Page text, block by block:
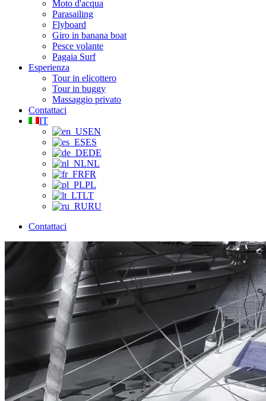
Moto d'acqua
Parasailing
Flyboard
Giro in banana boat
Pesce volante
Pagaia Surf
Esperienza
Tour in elicottero
Tour in buggy
Massaggio privato
Contattaci
IT
EN
ES
DE
NL
FR
PL
LT
RU
Contattaci